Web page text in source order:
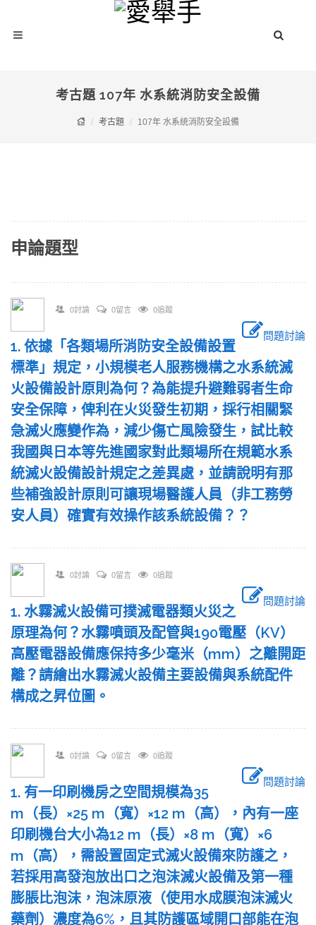
考古題 107年 水系統消防安全設備
考古題 107年 水系統消防安全設備
申論題型
0討論 0留言 0追蹤
問題討論
1. 依據「各類場所消防安全設備設置
標準」規定，小規模老人服務機構之水系統滅
火設備設計原則為何？為能提升避難弱者生命
安全保障，俾利在火災發生初期，採行相關緊
急滅火應變作為，減少傷亡風險發生，試比較
我國與日本等先進國家對此類場所在規範水系
統滅火設備設計規定之差異處，並請說明有那
些補強設計原則可讓現場醫護人員（非工務勞
安人員）確實有效操作該系統設備？？
0討論 0留言 0追蹤
問題討論
1. 水霧滅火設備可撲滅電器類火災之
原理為何？水霧噴頭及配管與190電壓（KV）
高壓電器設備應保持多少毫米（mm）之離開距
離？請繪出水霧滅火設備主要設備與系統配件
構成之昇位圖。
0討論 0留言 0追蹤
問題討論
1. 有一印刷機房之空間規模為35
m（長）×25 m（寬）×12 m（高），內有一座
印刷機台大小為12 m（長）×8 m（寬）×6
m（高），需設置固定式滅火設備來防護之，
若採用高發泡放出口之泡沫滅火設備及第一種
膨脹比泡沫，泡沫原液（使用水成膜泡沫滅火
藥劑）濃度為6%，且其防護區域開口部能在泡